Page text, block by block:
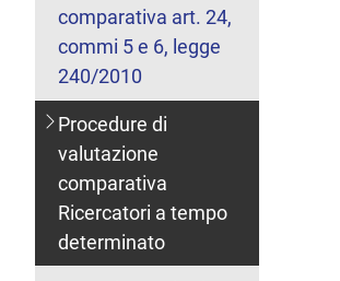
comparativa art. 24,
commi 5 e 6, legge
240/2010
Procedure di
valutazione
comparativa
Ricercatori a tempo
determinato